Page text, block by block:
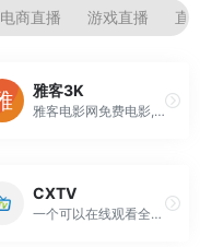
电商直播 游戏直播 直
雅客3K
雅客电影网免费电影,直播交友
CXTV
一个可以在线观看全球2000多个电视频道的网站，完全免费，而且还有一些在线的实时摄像头可以查看。